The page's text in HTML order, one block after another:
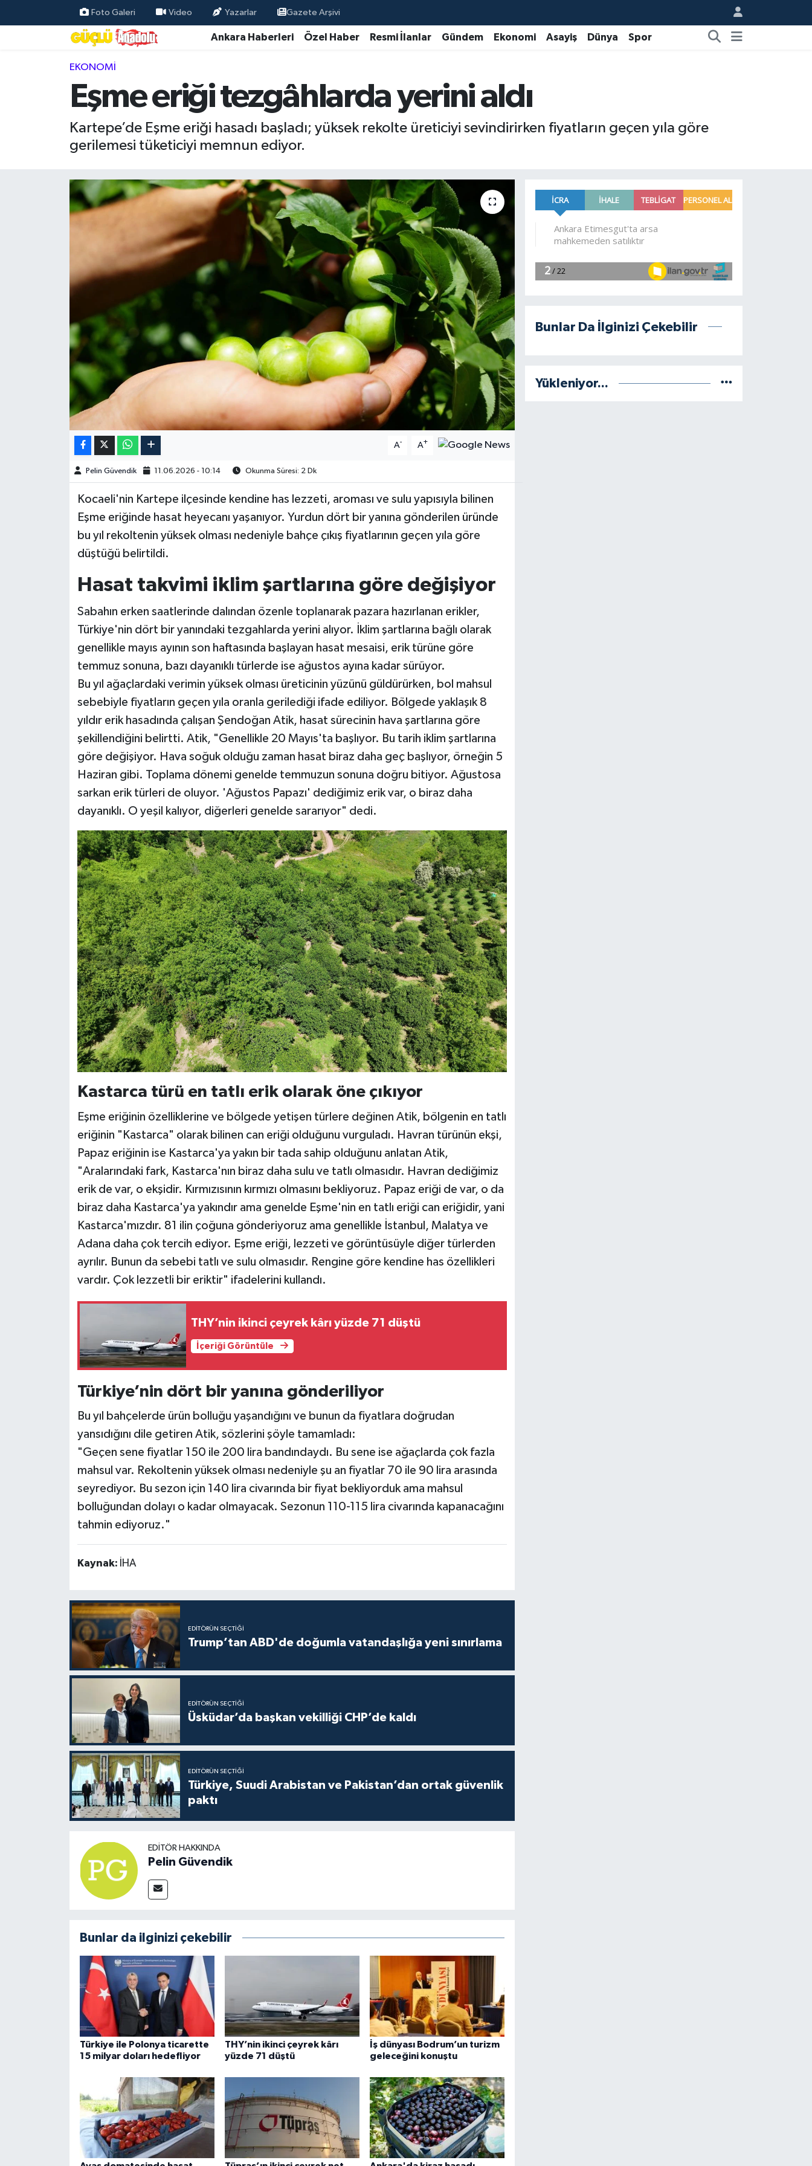
Foto Galeri Video Yazarlar Gazete Arşivi
Ankara Haberleri Özel Haber Resmi İlanlar Gündem Ekonomi Asayiş Dünya Spor
EKONOMI
Eşme eriği tezgâhlarda yerini aldı
Kartepe’de Eşme eriği hasadı başladı; yüksek rekolte üreticiyi sevindirirken fiyatların geçen yıla göre
gerilemesi tüketiciyi memnun ediyor.
A- A+
Pelin Güvendik 11.06.2026 - 10:14 Okunma Süresi: 2 Dk
Kocaeli'nin Kartepe ilçesinde kendine has lezzeti, aroması ve sulu yapısıyla bilinen
Eşme eriğinde hasat heyecanı yaşanıyor. Yurdun dört bir yanına gönderilen üründe
bu yıl rekoltenin yüksek olması nedeniyle bahçe çıkış fiyatlarının geçen yıla göre
düştüğü belirtildi.
Hasat takvimi iklim şartlarına göre değişiyor
Sabahın erken saatlerinde dalından özenle toplanarak pazara hazırlanan erikler,
Türkiye'nin dört bir yanındaki tezgahlarda yerini alıyor. İklim şartlarına bağlı olarak
genellikle mayıs ayının son haftasında başlayan hasat mesaisi, erik türüne göre
temmuz sonuna, bazı dayanıklı türlerde ise ağustos ayına kadar sürüyor.
Bu yıl ağaçlardaki verimin yüksek olması üreticinin yüzünü güldürürken, bol mahsul
sebebiyle fiyatların geçen yıla oranla gerilediği ifade ediliyor. Bölgede yaklaşık 8
yıldır erik hasadında çalışan Şendoğan Atik, hasat sürecinin hava şartlarına göre
şekillendiğini belirtti. Atik, "Genellikle 20 Mayıs'ta başlıyor. Bu tarih iklim şartlarına
göre değişiyor. Hava soğuk olduğu zaman hasat biraz daha geç başlıyor, örneğin 5
Haziran gibi. Toplama dönemi genelde temmuzun sonuna doğru bitiyor. Ağustosa
sarkan erik türleri de oluyor. 'Ağustos Papazı' dediğimiz erik var, o biraz daha
dayanıklı. O yeşil kalıyor, diğerleri genelde sararıyor" dedi.
Kastarca türü en tatlı erik olarak öne çıkıyor
Eşme eriğinin özelliklerine ve bölgede yetişen türlere değinen Atik, bölgenin en tatlı
eriğinin "Kastarca" olarak bilinen can eriği olduğunu vurguladı. Havran türünün ekşi,
Papaz eriğinin ise Kastarca'ya yakın bir tada sahip olduğunu anlatan Atik,
"Aralarındaki fark, Kastarca'nın biraz daha sulu ve tatlı olmasıdır. Havran dediğimiz
erik de var, o ekşidir. Kırmızısının kırmızı olmasını bekliyoruz. Papaz eriği de var, o da
biraz daha Kastarca'ya yakındır ama genelde Eşme'nin en tatlı eriği can eriğidir, yani
Kastarca'mızdır. 81 ilin çoğuna gönderiyoruz ama genellikle İstanbul, Malatya ve
Adana daha çok tercih ediyor. Eşme eriği, lezzeti ve görüntüsüyle diğer türlerden
ayrılır. Bunun da sebebi tatlı ve sulu olmasıdır. Rengine göre kendine has özellikleri
vardır. Çok lezzetli bir eriktir" ifadelerini kullandı.
THY’nin ikinci çeyrek kârı yüzde 71 düştü
İçeriği Görüntüle
Türkiye’nin dört bir yanına gönderiliyor
Bu yıl bahçelerde ürün bolluğu yaşandığını ve bunun da fiyatlara doğrudan
yansıdığını dile getiren Atik, sözlerini şöyle tamamladı:
"Geçen sene fiyatlar 150 ile 200 lira bandındaydı. Bu sene ise ağaçlarda çok fazla
mahsul var. Rekoltenin yüksek olması nedeniyle şu an fiyatlar 70 ile 90 lira arasında
seyrediyor. Bu sezon için 140 lira civarında bir fiyat bekliyorduk ama mahsul
bolluğundan dolayı o kadar olmayacak. Sezonun 110-115 lira civarında kapanacağını
tahmin ediyoruz."
Kaynak: İHA
EDITÖRÜN SEÇTIĞI
Trump’tan ABD'de doğumla vatandaşlığa yeni sınırlama
EDITÖRÜN SEÇTIĞI
Üsküdar’da başkan vekilliği CHP’de kaldı
EDITÖRÜN SEÇTIĞI
Türkiye, Suudi Arabistan ve Pakistan’dan ortak güvenlik
paktı
EDITÖR HAKKINDA
Pelin Güvendik
Bunlar da ilginizi çekebilir
Türkiye ile Polonya ticarette
15 milyar doları hedefliyor
THY’nin ikinci çeyrek kârı
yüzde 71 düştü
İş dünyası Bodrum’un turizm
geleceğini konuştu
Bunlar Da İlginizi Çekebilir
Yükleniyor...
Özel Haber
Resmi İlanlar
Burç Yorumları
Hava Durumu
Kim kimdir?
Televizyon
Yaşam-Çevre